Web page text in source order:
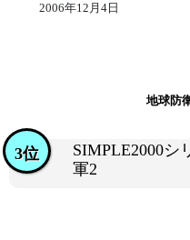
2006年12月4日
地球防
SIMPLE2000シ
軍2
3位